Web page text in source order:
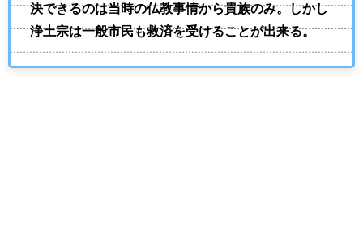
決できるのは当時の仏教事情から貴族のみ。しかし
浄土宗は一般市民も救済を受けることが出来る。